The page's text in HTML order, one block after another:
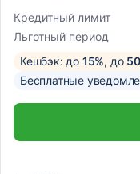
Кредитный лимит
Льготный период
Кешбэк: до 15%, до
Бесплатные